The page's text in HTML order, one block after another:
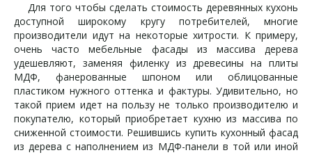
Для того чтобы сделать стоимость деревянных кухонь
доступной широкому кругу потребителей, многие
производители идут на некоторые хитрости. К примеру,
очень часто мебельные фасады из массива дерева
удешевляют, заменяя филенку из древесины на плиты
МДФ, фанерованные шпоном или облицованные
пластиком нужного оттенка и фактуры. Удивительно, но
такой прием идет на пользу не только производителю и
покупателю, который приобретает кухню из массива по
сниженной стоимости. Решившись купить кухонный фасад
из дерева с наполнением из МДФ-панели в той или иной